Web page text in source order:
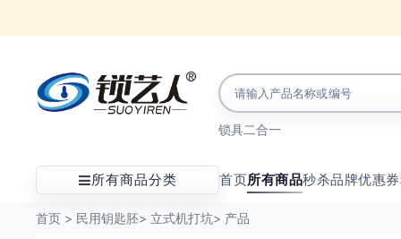
锁具二合一
所有商品分类 首页所有商品秒杀品牌优惠券
首页 > 民用钥匙胚> 立式机打坑> 产品